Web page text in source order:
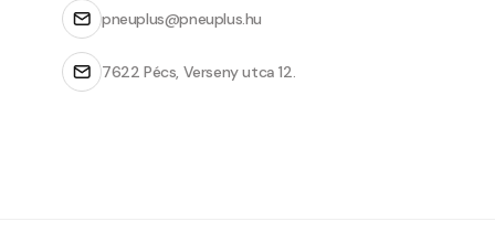
pneuplus@pneuplus.hu
7622 Pécs, Verseny utca 12.